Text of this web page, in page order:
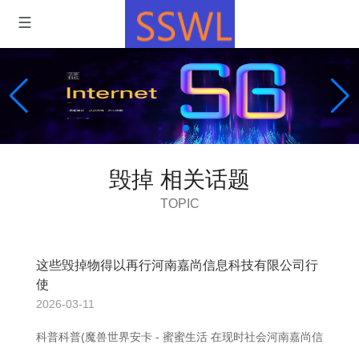
毁掉 相关话题
TOPIC
这些毁掉物得以再行河南嘉尚信息科技有限公司行
使
2026-03-11
科普科普(魔兽世界安卡 - 蜜蜜生活 在现时社会河南嘉尚信